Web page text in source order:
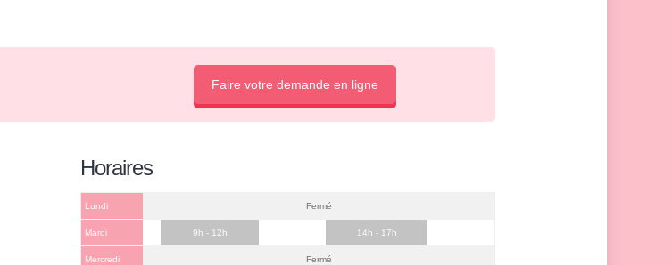
Faire votre demande en ligne
Horaires
Lundi Fermé
Mardi 9h - 12h 14h - 17h
Mercredi Fermé